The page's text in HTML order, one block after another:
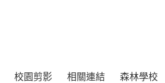
校園剪影 相關連結 森林學校